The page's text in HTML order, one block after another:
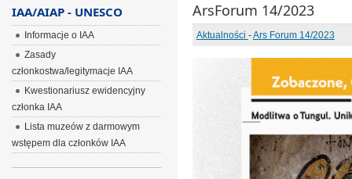
ArsForum 14/2023
Aktualności -Ars Forum 14/2023
IAA/AIAP - UNESCO
Informacje o IAA
Zasady
członkostwa/legitymacje IAA
Kwestionariusz ewidencyjny
członka IAA
Lista muzeów z darmowym
wstępem dla członków IAA